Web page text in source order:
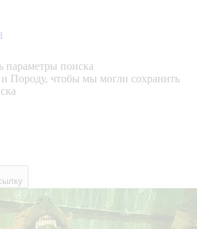
параметры поиска
Породу, чтобы мы могли сохранить